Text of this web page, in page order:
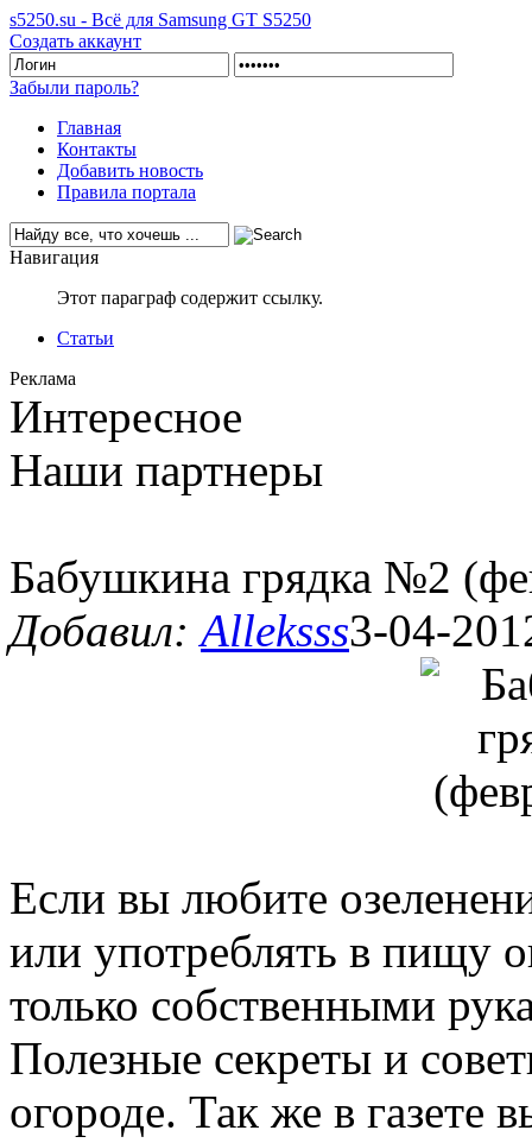
s5250.su - Всё для Samsung GT S5250
Создать аккаунт
Забыли пароль?
Главная
Контакты
Добавить новость
Правила портала
Навигация
Этот параграф содержит ссылку.
Статьи
Реклама
Интересное
Наши партнеры
Бабушкина грядка №2
Добавил:Alleksss3-04-
Если вы любите
или употреблять в пищу
только собственными
Полезные секреты и
огороде. Так же в газете